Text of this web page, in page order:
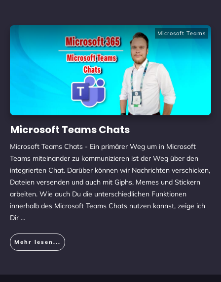
Microsoft Teams
Microsoft Teams Chats
Microsoft Teams Chats - Ein primärer Weg um in Microsoft
Teams miteinander zu kommunizieren ist der Weg über den
integrierten Chat. Darüber können wir Nachrichten verschicken,
Dateien versenden und auch mit Giphs, Memes und Stickern
arbeiten. Wie auch Du die unterschiedlichen Funktionen
innerhalb des Microsoft Teams Chats nutzen kannst, zeige ich
Dir ...
Mehr lesen...